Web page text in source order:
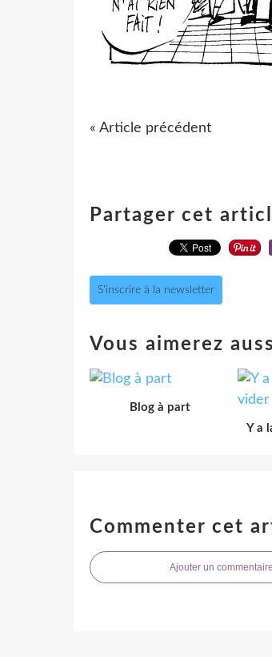
« Article précédent
Partager cet
S'inscrire à la newsletter
Vous aimerez
Blog à part
Y a
Commenter cet
Ajouter un commentaire